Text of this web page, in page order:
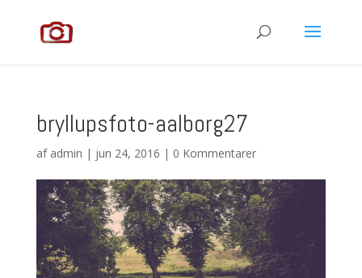
bryllupsfoto-aalborg27
af admin | jun 24, 2016 | 0 Kommentarer